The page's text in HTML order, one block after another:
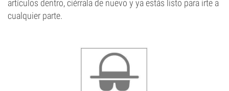
artículos dentro, ciérrala de nuevo y ya estás listo para irte a
cualquier parte.